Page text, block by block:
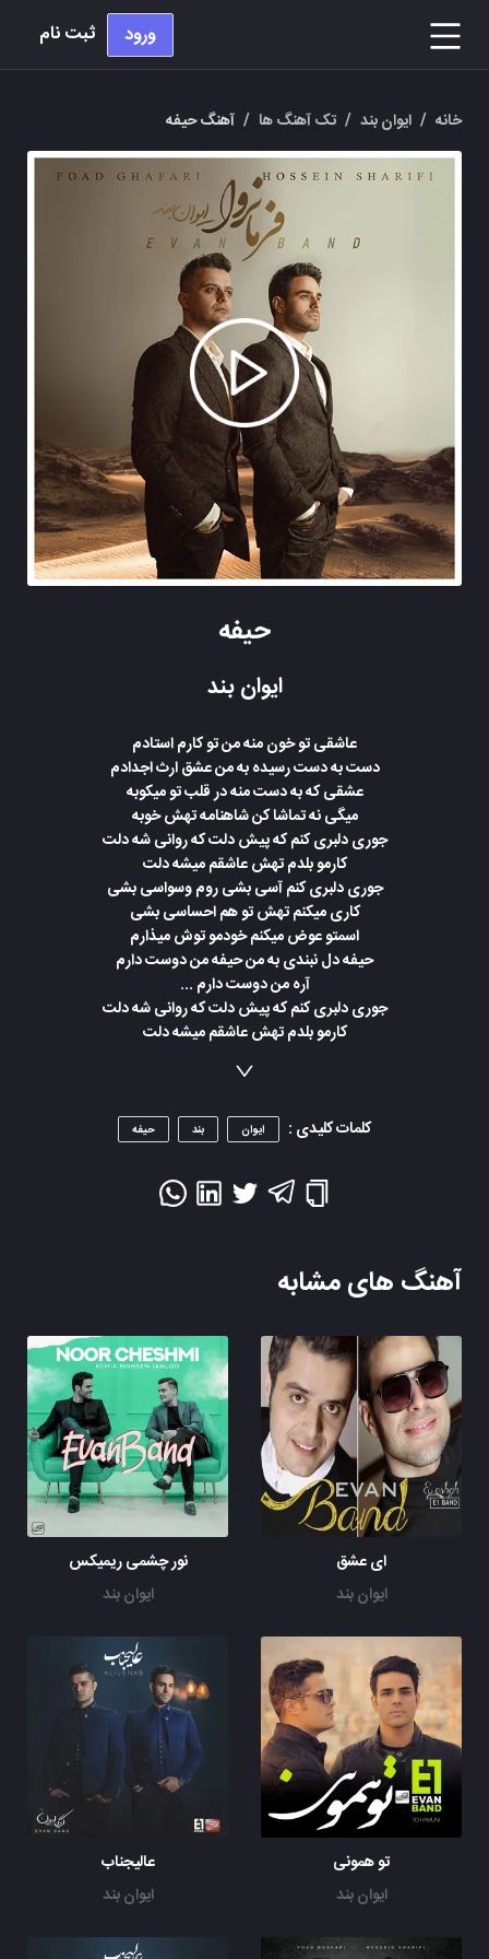
ورود ثبت نام
خانه / ایوان بند / تک آهنگ ها / آهنگ حیفه
حیفه
ایوان بند
عاشقی تو خون منه من تو کارم استادم
دست به دست رسیده به من عشق ارث اجدادم
عشقی که به دست منه در قلب تو میکوبه
میگی نه تماشا کن شاهنامه تهش خوبه
جوری دلبری کنم که پیش دلت که روانی شه دلت
کارمو بلدم تهش عاشقم میشه دلت
جوری دلبری کنم آسی بشی روم وسواسی بشی
کاری میکنم تهش تو هم احساسی بشی
اسمتو عوض میکنم خودمو توش میذارم
حیفه دل نبندی به من حیفه من دوست دارم
آره من دوست دارم ...
جوری دلبری کنم که پیش دلت که روانی شه دلت
کارمو بلدم تهش عاشقم میشه دلت
کاری میکنم تهش تو هم احساسی بشی
کلمات کلیدی :
ایوان بند حیفه
آهنگ های مشابه
ای عشق
ایوان بند
نور چشمی ریمیکس
ایوان بند
تو همونی
ایوان بند
عالیجناب
ایوان بند